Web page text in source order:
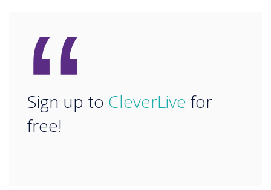
“
Sign up to CleverLive for
free!